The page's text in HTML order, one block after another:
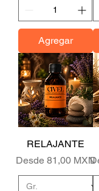
Agregar
RELAJANTE
Desde 81,00 MXN
Precio de oferta